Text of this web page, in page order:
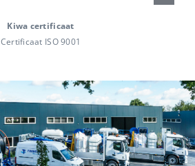
Kiwa certificaat
Certificaat ISO 9001